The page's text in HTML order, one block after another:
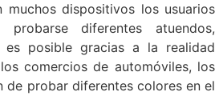
muchos dispositivos los usuarios
diferentes atuendos,
es posible gracias a la realidad
comercios de automóviles, los
de probar diferentes colores en el